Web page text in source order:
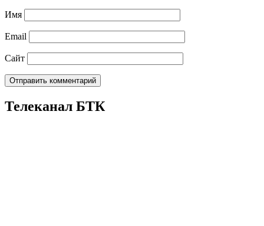
Имя
Email
Сайт
Телеканал БТК